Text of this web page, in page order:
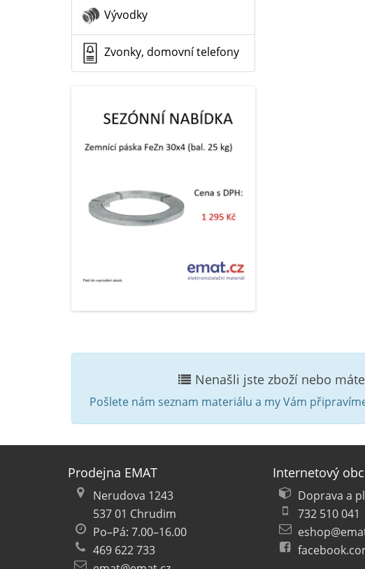
Vývodky
Zvonky, domovní telefony
Nenašli jste zboží nebo
Pošlete nám seznam materiálu a my Vám
Prodejna EMAT
Nerudova 1243
537 01 Chrudim
Po–Pá: 7.00–16.00
469 622 733
Internetový
Doprava a
732 510 041